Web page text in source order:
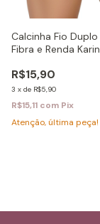
Calcinha Fio
Fibra e Renda
R$15,90
3 x de R$5,90
R$15,11 com Pix
Atenção, última peça!